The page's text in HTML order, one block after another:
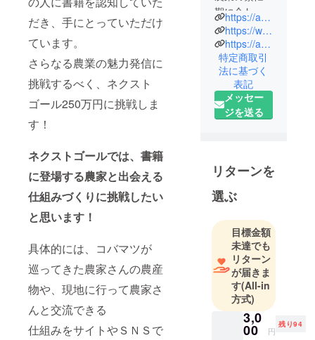
だき、手にとっていただけ
ています。
さらなる農業の魅力発信に
挑戦するべく、ネクスト
ゴール250万円に挑戦しま
す！
ネクストゴールでは、書籍
に登場する農家と出会える
仕組みづくりに挑戦したい
と思います！
具体的には、コバマツが
巡ってきた農家さんの農産
物や、現地に行って農家さ
んと交流できる
仕組みをサイトやＳＮＳで
期に合わせ
て自分が移
動して働く
フリーラン
ス農家６年
目。新しい
農業、地方
との関わり
https://agri.mynavi.jp/author/kobamatsu/69i61l3.4673j0j4&FORM=ANAB01&PC=LCTS
https://www.instagram.com/kobamatsu_mari/
https://agri.mynavi.jp/2020_07_01_122811/
特定商取引
法に基づく
表記
メッセー
ジを送る
リターンを
選ぶ
目標金額
未達でも
リターン
が届きま
す(All-in
方式)
3,0
00 円
残り94